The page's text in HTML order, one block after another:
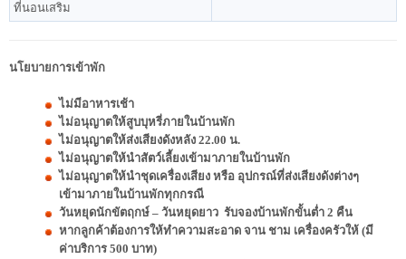
ที่นอนเสริม
นโยบายการเข้าพัก
ไม่มีอาหารเช้า
ไม่อนุญาตให้สูบบุหรี่ภายในบ้านพัก
ไม่อนุญาตให้ส่งเสียงดังหลัง 22.00 น.
ไม่อนุญาตให้นำสัตว์เลี้ยงเข้ามาภายในบ้านพัก
ไม่อนุญาตให้นำชุดเครื่องเสียง หรือ อุปกรณ์ที่ส่งเสียงดังต่างๆ
เข้ามาภายในบ้านพักทุกกรณี
วันหยุดนักขัตฤกษ์ – วันหยุดยาว รับจองบ้านพักขั้นต่ำ 2 คืน
หากลูกค้าต้องการให้ทำความสะอาด จาน ชาม เครื่องครัวให้ (มี
ค่าบริการ 500 บาท)